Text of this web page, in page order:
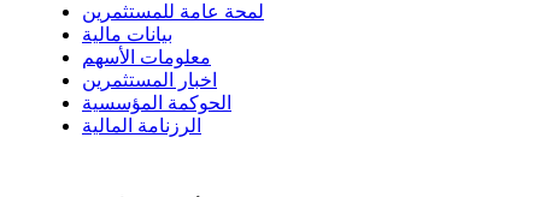
لمحة عامة للمستثمرين
بيانات مالية
معلومات الأسهم
اخبار المستثمرين
الحوكمة المؤسسية
الرزنامة المالية